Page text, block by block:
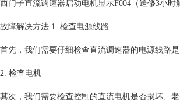
西门子直流调速器启动电机显示F004（送修3小时
故障解决方法 1. 检查电源线路
首先，我们需要仔细检查直流调速器的电源线路
2. 检查电机
其次，我们需要检查控制的直流电机是否损坏、